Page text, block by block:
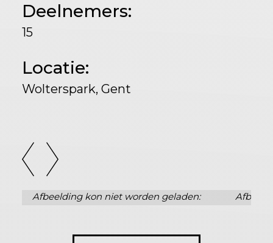
Deelnemers:
15
Locatie:
Wolterspark, Gent